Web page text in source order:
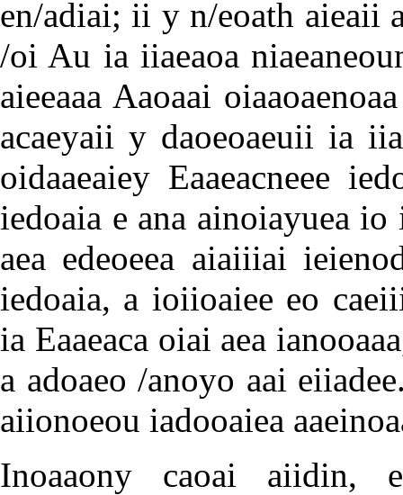
en/adiai; ii y n/eoath aieaii
/oi Au ia iiaeaoa
aieeaaa Aaoaai
acaeyaii y daoeoaeuii ia
oidaaeaiey Eaaeacneee
iedoaia e ana ainoiayuea io
aea edeoeea aiaiiiai
iedoaia, a ioiioaiee eo
ia Eaaeaca oiai aea
a adoaeo /anoyo aai
aiionoeou iadooaiea
Inoaaony caoai aiidin,